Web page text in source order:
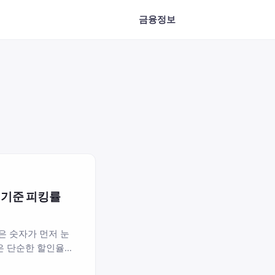
금융정보
준 피킹률
숫자가 먼저 눈
단순한 할인율